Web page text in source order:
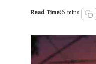
Read Time:6 mins